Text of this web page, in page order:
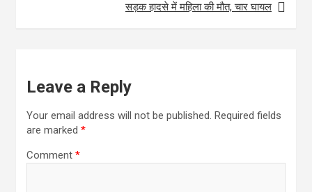
सड़क हादसे में महिला की मौत, चार घायल
Leave a Reply
Your email address will not be published. Required fields
are marked *
Comment *